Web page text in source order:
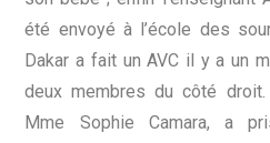
été envoyé à l’école des
Dakar a fait un AVC il y a un
deux membres du côté
Mme Sophie Camara, a